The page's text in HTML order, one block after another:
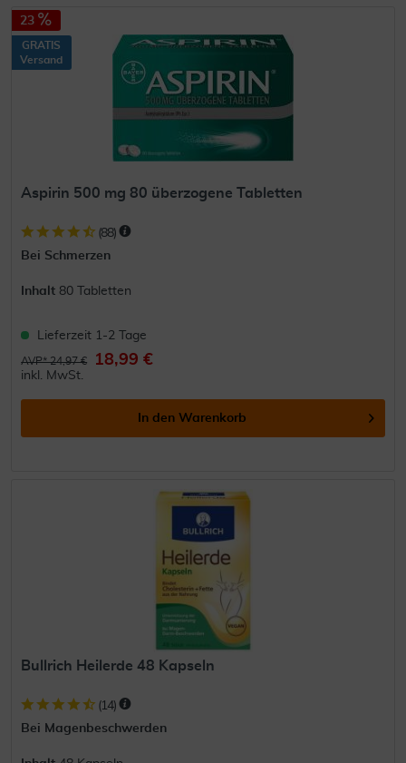
23
GRATIS
Versand
Aspirin 500 mg 80 überzogene Tabletten
(88)
Bei Schmerzen
Inhalt 80 Tabletten
Lieferzeit 1-2 Tage
AVP* 24,97 € 18,99 €
inkl. MwSt.
In den Warenkorb
Bullrich Heilerde 48 Kapseln
(14)
Bei Magenbeschwerden